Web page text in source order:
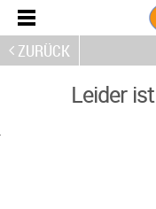
ZURÜCK
Leider